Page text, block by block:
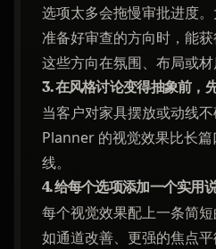
选项太多会拖慢审批进度
准备好审查的方向时，能
这些方向在氛围、布局或材
3. 在风格讨论变得抽象前，
当客户对家具摆放或动线
Planner 的视觉效果比长
线。
4. 给每个选项添加一个实用
每个视觉效果配上一条简
如通道改善、更强的焦点